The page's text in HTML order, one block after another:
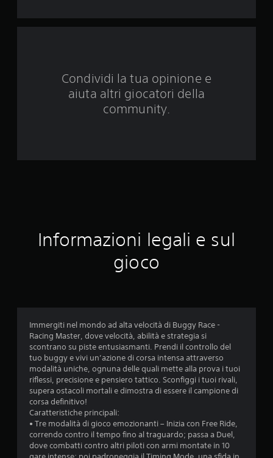
u
a
o
i
Condividi la tua opinione e
aiuta altri giocatori della
community.
Informazioni legali e sul
gioco
Immergiti nel mondo ad alta velocità di Buggy Race -
Racing Master, dove velocità, abilità e strategia si
scontrano su piste entusiasmanti. Prendi il controllo del
tuo buggy e vivi un’azione di corsa intensa attraverso
modalità uniche, ognuna delle quali mette alla prova i tuoi
riflessi, precisione e pensiero tattico. Sconfiggi i tuoi rivali,
supera ostacoli mortali e dimostra di essere il campione di
corsa definitivo!
Caratteristiche principali:
• Tre modalità di gioco emozionanti – Inizia con Free Ride,
correndo contro il tempo fino al traguardo; passa a Duel,
dove combatti contro altri piloti con armi montate in 10